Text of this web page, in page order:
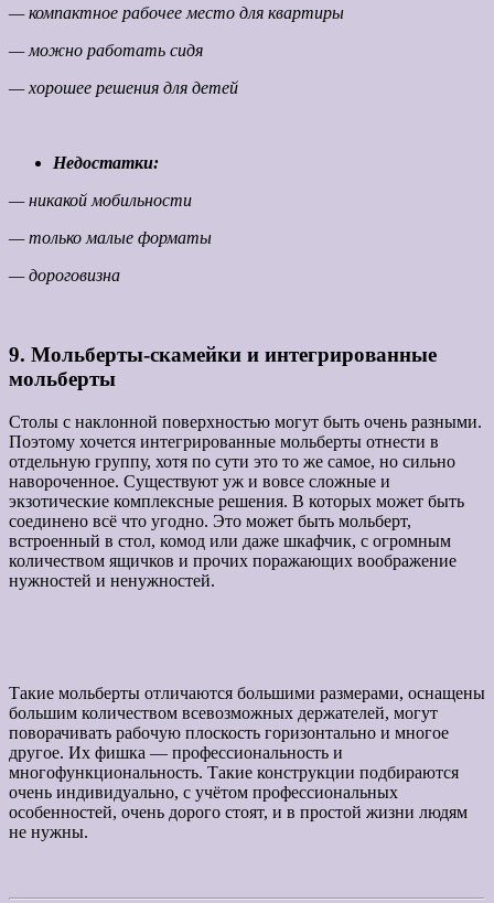
— компактное рабочее место для квартиры
— можно работать сидя
— хорошее решения для детей
Недостатки:
— никакой мобильности
— только малые форматы
— дороговизна
9. Мольберты-скамейки и интегрированные
мольберты
Столы с наклонной поверхностью могут быть очень разными.
Поэтому хочется интегрированные мольберты отнести в
отдельную группу, хотя по сути это то же самое, но сильно
навороченное. Существуют уж и вовсе сложные и
экзотические комплексные решения. В которых может быть
соединено всё что угодно. Это может быть мольберт,
встроенный в стол, комод или даже шкафчик, с огромным
количеством ящичков и прочих поражающих воображение
нужностей и ненужностей.
Такие мольберты отличаются большими размерами, оснащены
большим количеством всевозможных держателей, могут
поворачивать рабочую плоскость горизонтально и многое
другое. Их фишка — профессиональность и
многофункциональность. Такие конструкции подбираются
очень индивидуально, с учётом профессиональных
особенностей, очень дорого стоят, и в простой жизни людям
не нужны.